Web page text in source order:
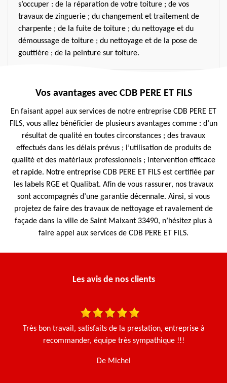
s’occuper : de la réparation de votre toiture ; de vos
travaux de zinguerie ; du changement et traitement de
charpente ; de la fuite de toiture ; du nettoyage et du
démoussage de toiture ; du nettoyage et de la pose de
gouttière ; de la peinture sur toiture.
Vos avantages avec CDB PERE ET FILS
En faisant appel aux services de notre entreprise CDB PERE ET
FILS, vous allez bénéficier de plusieurs avantages comme : d’un
résultat de qualité en toutes circonstances ; des travaux
effectués dans les délais prévus ; l’utilisation de produits de
qualité et des matériaux professionnels ; intervention efficace
et rapide. Notre entreprise CDB PERE ET FILS est certifiée par
les labels RGE et Qualibat. Afin de vous rassurer, nos travaux
sont accompagnés d’une garantie décennale. Ainsi, si vous
projetez de faire des travaux de nettoyage et ravalement de
façade dans la ville de Saint Maixant 33490, n’hésitez plus à
faire appel aux services de CDB PERE ET FILS.
Les avis de nos clients
Très bon travail, satisfaits de la prestation, entreprise à
recommander, équipe très sympathique !!!
De Michel